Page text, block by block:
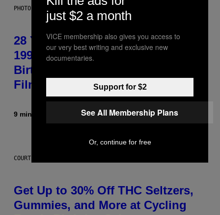
PHOTO BY L. BUSACCA/GETTY IMAGES
28 Years Ago Today, an Iconic
1998 Music Video Was Shot at the
Birthplace of a Genre-Defining
Film From 1978
9 minutes ago Dan Milam
COURTESY OF CYCLING FROG
Get Up to 30% Off THC Seltzers,
Gummies, and More at Cycling
just $2 a month
VICE membership also gives you access to
our very best writing and exclusive new
documentaries.
Support for $2
See All Membership Plans
Or, continue for free